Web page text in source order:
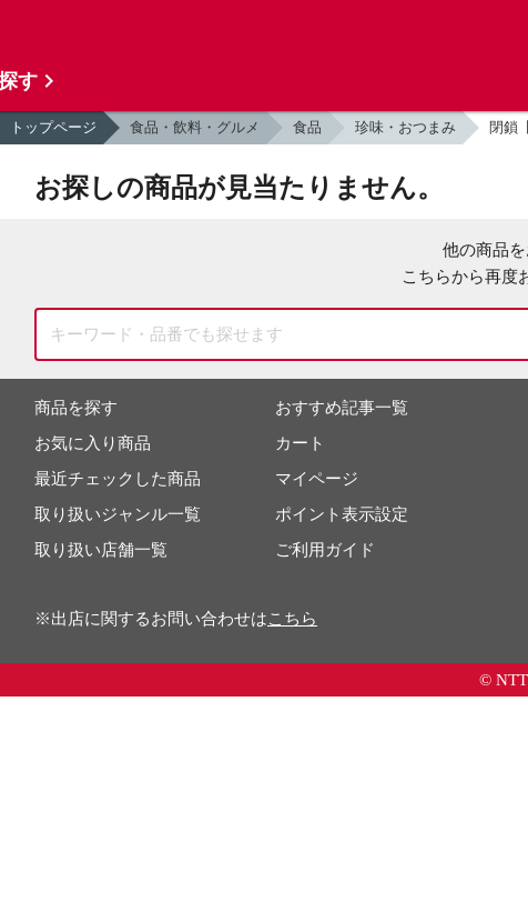
トップページ 食品・飲料・グルメ 食品 珍味・おつまみ 閉鎖
お探しの商品が見当たりません。
他の商品を
こちらから再度
商品を探す
お気に入り商品
最近チェックした商品
取り扱いジャンル一覧
取り扱い店舗一覧
おすすめ記事一覧
カート
マイページ
ポイント表示設定
ご利用ガイド
※出店に関するお問い合わせはこちら
©
す